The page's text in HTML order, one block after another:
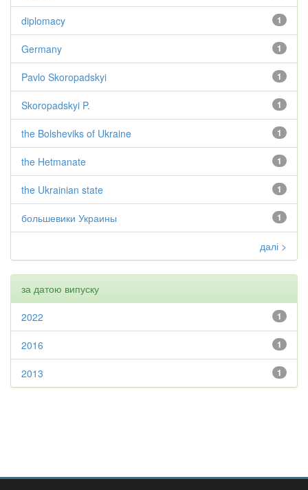
1
diplomacy
1
Germany
1
Pavlo Skoropadskyi
1
Skoropadskyi P.
1
the Bolsheviks of Ukraine
1
the Hetmanate
1
the Ukrainian state
1
большевики Украины
далі >
за датою випуску
1
2022
1
2016
1
2013